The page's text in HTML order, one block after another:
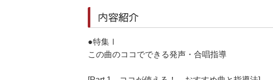
内容紹介
●特集Ⅰ
この曲のココでできる発声・合唱指導